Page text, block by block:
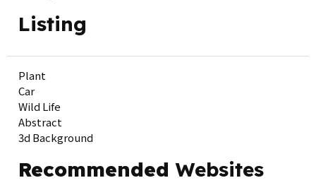
Listing
Plant
Car
Wild Life
Abstract
3d Background
RecommendedWebsites